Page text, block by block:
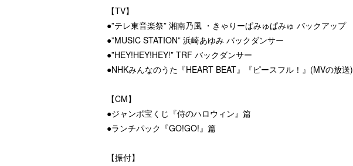
【TV】
●”テレ東音楽祭” 湘南乃風 ・きゃりーぱみゅぱみゅ バックアップ
●”MUSIC STATION” 浜崎あゆみ バックダンサー
●”HEY!HEY!HEY!” TRF バックダンサー
●NHKみんなのうた『HEART BEAT』『ピースフル！』(MVの放送)
【CM】
●ジャンボ宝くじ『侍のハロウィン』篇
●ランチパック『GO!GO!』篇
【振付】